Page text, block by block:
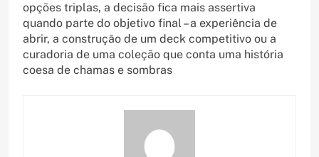
opções triplas, a decisão fica mais assertiva
quando parte do objetivo final – a experiência de
abrir, a construção de um deck competitivo ou a
curadoria de uma coleção que conta uma história
coesa de chamas e sombras